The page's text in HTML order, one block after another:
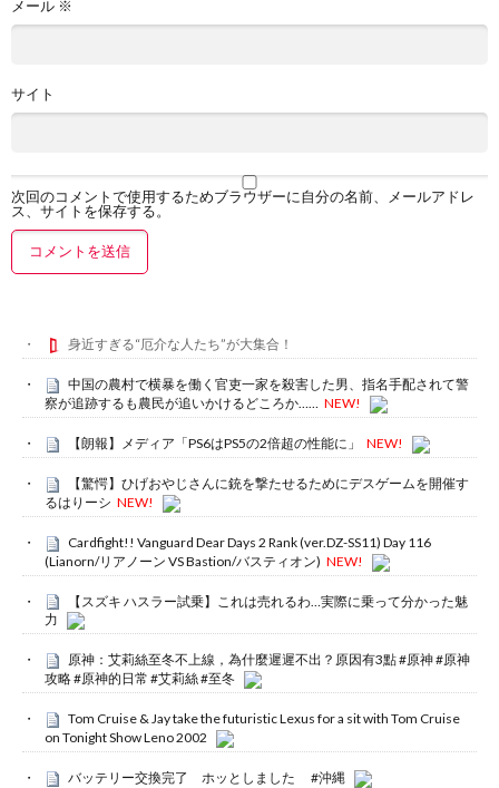
メール ※
サイト
次回のコメントで使用するためブラウザーに自分の名前、メールアドレ
ス、サイトを保存する。
身近すぎる“厄介な人たち”が大集合！
中国の農村で横暴を働く官吏一家を殺害した男、指名手配されて警
察が追跡するも農民が追いかけるどころか……
NEW!
【朗報】メディア「PS6はPS5の2倍超の性能に」 NEW!
【驚愕】ひげおやじさんに銃を撃たせるためにデスゲームを開催す
るはりーシ NEW!
Cardfight!! Vanguard Dear Days 2 Rank (ver.DZ-SS11) Day 116
(Lianorn/リアノーン VS Bastion/バスティオン) NEW!
【スズキ ハスラー試乗】これは売れるわ…実際に乗って分かった魅
力
原神：艾莉絲至冬不上線，為什麼遲遲不出？原因有3點 #原神 #原神
攻略 #原神的日常 #艾莉絲 #至冬
Tom Cruise & Jay take the futuristic Lexus for a sit with Tom Cruise
on Tonight Show Leno 2002
バッテリー交換完了 ホッとしました #沖縄